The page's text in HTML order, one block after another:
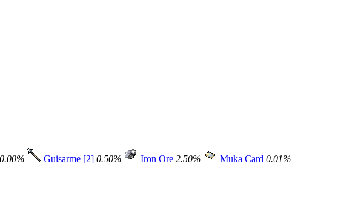
Guisarme [2] 0.50% Iron Ore 2.50% Muka Card 0.01%